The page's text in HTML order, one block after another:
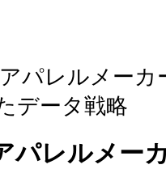
パレルメーカ
データ戦略
パレルメー